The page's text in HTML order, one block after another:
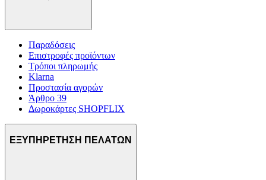
Παραδόσεις
Επιστροφές προϊόντων
Τρόποι πληρωμής
Klarna
Προστασία αγορών
Άρθρο 39
Δωροκάρτες SHOPFLIX
ΕΞΥΠΗΡΕΤΗΣΗ ΠΕΛΑΤΩΝ